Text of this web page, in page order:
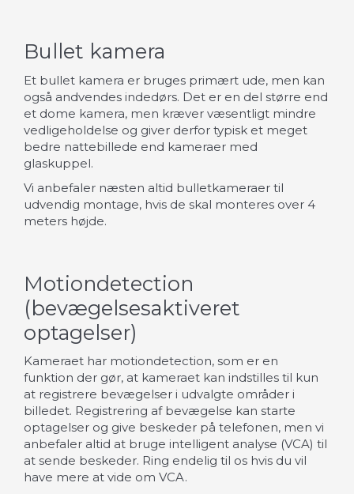
Bullet kamera
Et bullet kamera er bruges primært ude, men kan
også andvendes indedørs. Det er en del større end
et dome kamera, men kræver væsentligt mindre
vedligeholdelse og giver derfor typisk et meget
bedre nattebillede end kameraer med
glaskuppel.
Vi anbefaler næsten altid bulletkameraer til
udvendig montage, hvis de skal monteres over 4
meters højde.
Motiondetection
(bevægelsesaktiveret
optagelser)
Kameraet har motiondetection, som er en
funktion der gør, at kameraet kan indstilles til kun
at registrere bevægelser i udvalgte områder i
billedet. Registrering af bevægelse kan starte
optagelser og give beskeder på telefonen, men vi
anbefaler altid at bruge intelligent analyse (VCA) til
at sende beskeder. Ring endelig til os hvis du vil
have mere at vide om VCA.